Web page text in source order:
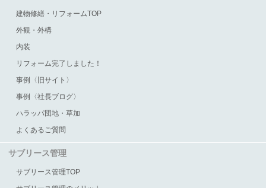
建物修繕・リフォームTOP
外観・外構
内装
リフォーム完了しました！
事例〈旧サイト〉
事例〈社長ブログ〉
ハラッパ団地・草加
よくあるご質問
サブリース管理
サブリース管理TOP